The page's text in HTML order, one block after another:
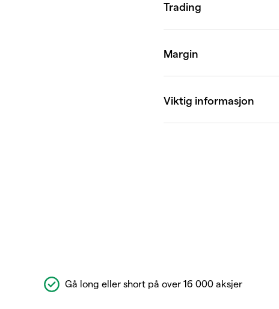
Gå long eller short på over 16 000 aksjer